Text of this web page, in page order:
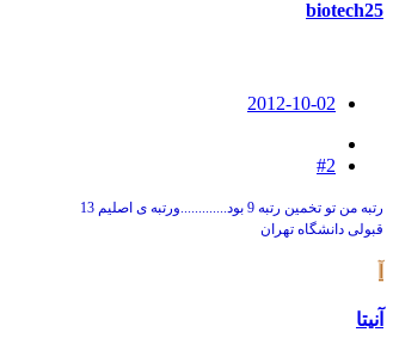
biotech25
2012-10-02
#2
رتبه من تو تخمین رتبه 9 بود.............ورتبه ی اصلیم 13
قبولی دانشگاه تهران
آنیتا